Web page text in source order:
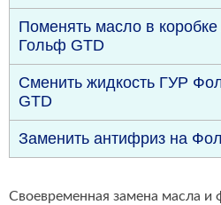
Поменять масло в
Гольф GTD
Сменить жидкость ГУР
GTD
Заменить антифриз на
Своевременная замена масла и